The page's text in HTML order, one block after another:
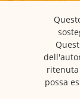
possa